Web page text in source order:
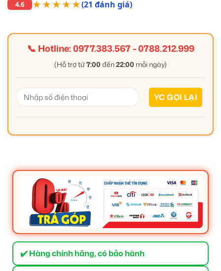
4.6 ★★★★★(21 đánh giá)
📞 Hotline:0977.383.567-0788.212.999
(Hỗ trợ từ7:00 đến22:00 mỗi ngày)
✔️ Hàng chính hãng, có bảo hành